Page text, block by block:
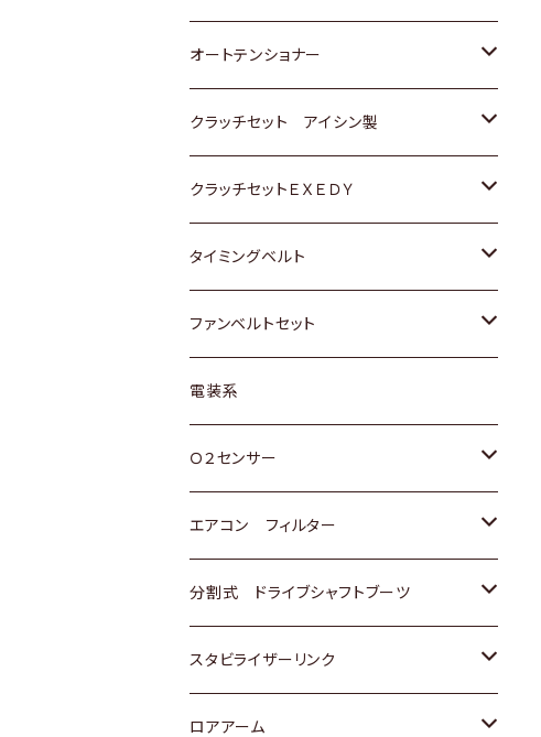
スバル
三菱
スバル
三菱
スバル
いすゞ
ダイハツ
マツダ
三菱
スバル
日野
GOLF
ＷＡＧＥＮ
アストロ（シボレー）
クライスラー
ＷＡＧＥＮ
ＶＯＬＶＯ
ホンダ
スズキ
日産
ダイハツ
マツダ
三菱
スバル
スズキ
ダイハツ
日産
ホンダ
マツダ
オートテンショナー
トヨタ
クラッチセット アイシン製
ホンダ
スズキ
ダイハツ
マツダ
三菱
スバル
クラッチセットＥＸＥＤＹ
ホンダ
スズキ
日産
ダイハツ
マツダ
三菱
スバル
タイミングベルト
トヨタ
スズキ
ダイハツ
三菱
スバル
ファンベルトセット
トヨタ
ホンダ
スズキ
日産
いすゞ
ダイハツ
電装系
Ｏ２センサー
トヨタ
ホンダ
スズキ
日産
エアコン フィルター
トヨタ
ホンダ
スズキ
分割式 ドライブシャフトブーツ
トヨタ
ホンダ
スタビライザーリンク
トヨタ
ロアアーム